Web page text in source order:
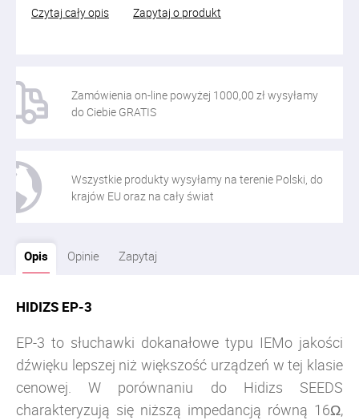
Czytaj cały opis
Zapytaj o produkt
Zamówienia on-line powyżej 1000,00 zł wysyłamy
do Ciebie GRATIS
Wszystkie produkty wysyłamy na terenie Polski, do
krajów EU oraz na cały świat
Opis Opinie Zapytaj
HIDIZS EP-3
EP-3 to słuchawki dokanałowe typu IEMo jakości
dźwięku lepszej niż większość urządzeń w tej klasie
cenowej. W porównaniu do Hidizs SEEDS
charakteryzują się niższą impedancją równą 16Ω,